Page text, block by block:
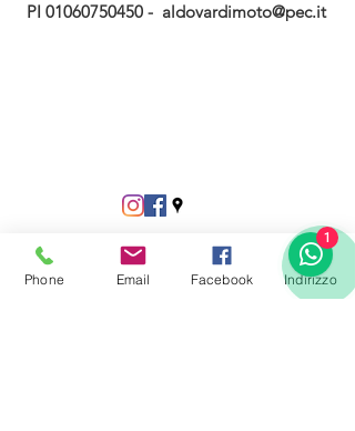
PI 01060750450 - aldovardimoto@pec.it
Phone Email Facebook Indirizzo
1